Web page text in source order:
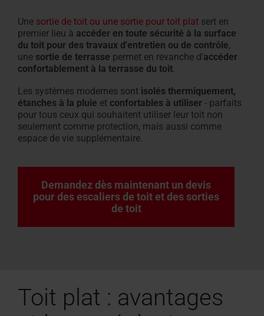
Une sortie de toit ou une sortie pour toit plat sert en
premier lieu à accéder en toute sécurité à la surface
du toit pour des travaux d'entretien ou de contrôle,
une sortie de terrasse permet en revanche d'accéder
confortablement à la terrasse du toit.
Les systèmes modernes sont isolés thermiquement,
étanches à la pluie et confortables à utiliser - parfaits
pour tous ceux qui souhaitent utiliser leur toit non
seulement comme protection, mais aussi comme
espace de vie supplémentaire.
Demandez dès maintenant un devis
pour des escaliers de toit et des sorties
de toit
Toit plat : avantages